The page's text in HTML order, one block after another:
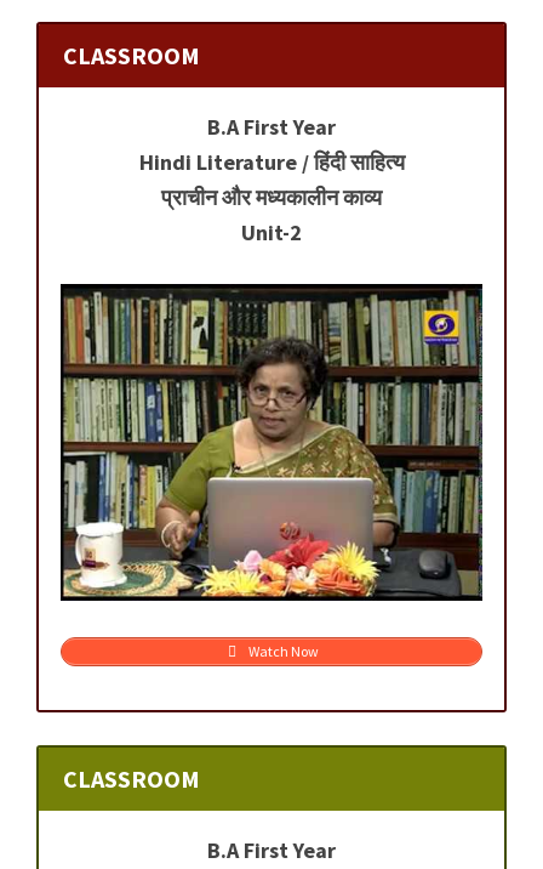
CLASSROOM
B.A First Year
Hindi Literature / हिंदी साहित्य
प्राचीन और मध्यकालीन काव्य
Unit-2
Watch Now
CLASSROOM
B.A First Year